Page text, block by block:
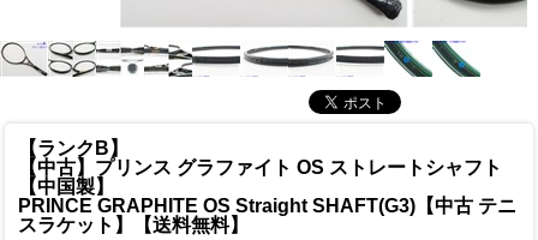
【ランクB】
【中古】プリンス グラファイト OS ストレートシャフト
【中国製】
PRINCE GRAPHITE OS Straight SHAFT(G3)【中古 テニ
スラケット】【送料無料】